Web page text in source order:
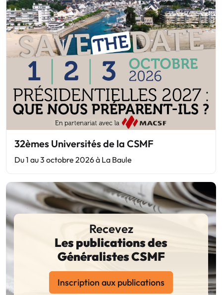
32èmes Universités de la CSMF
Du 1 au 3 octobre 2026 à La Baule
Recevez
Les publications des
Généralistes CSMF
Inscription aux publications